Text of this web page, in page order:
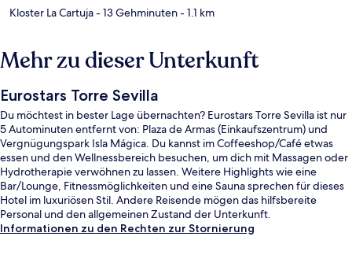
Kloster La Cartuja- 13 Gehminuten- 1.1 km
Mehr zu dieser Unterkunft
Eurostars Torre Sevilla
Du möchtest in bester Lage übernachten? Eurostars Torre Sevilla ist nur
5 Autominuten entfernt von: Plaza de Armas (Einkaufszentrum) und
Vergnügungspark Isla Mágica. Du kannst im Coffeeshop/Café etwas
essen und den Wellnessbereich besuchen, um dich mit Massagen oder
Hydrotherapie verwöhnen zu lassen. Weitere Highlights wie eine
Bar/Lounge, Fitnessmöglichkeiten und eine Sauna sprechen für dieses
Hotel im luxuriösen Stil. Andere Reisende mögen das hilfsbereite
Personal und den allgemeinen Zustand der Unterkunft.
Informationen zu den Rechten zur Stornierung